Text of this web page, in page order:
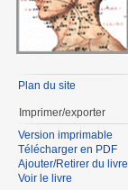
Plan du site
Imprimer/exporter
Version imprimable
Télécharger en PDF
Ajouter/Retirer du livre
Voir le livre